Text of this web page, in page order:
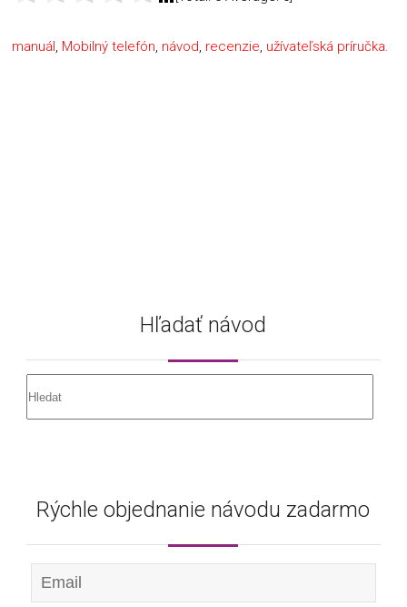
manuál, Mobilný telefón, návod, recenzie, užívateľská príručka.
Hľadať návod
Rýchle objednanie návodu zadarmo